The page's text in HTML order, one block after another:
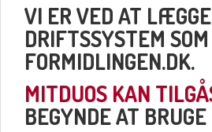
VI ER VED AT
DRIFTSSYSTEM
FORMIDLINGEN.DK.
MITDUOS KAN
BEGYNDE AT